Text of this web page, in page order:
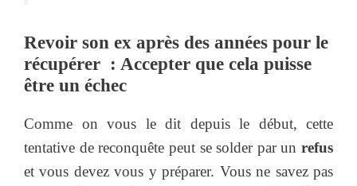
Revoir son ex après des années pour le
récupérer : Accepter que cela puisse
être un échec
Comme on vous le dit depuis le début, cette
tentative de reconquête peut se solder par un refus
et vous devez vous y préparer. Vous ne savez pas